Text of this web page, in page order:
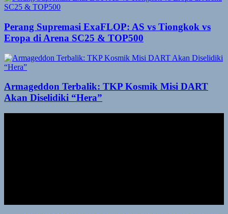
Perang Supremasi ExaFLOP: AS vs Tiongkok vs
Eropa di Arena SC25 & TOP500
Armageddon Terbalik: TKP Kosmik Misi DART
Akan Diselidiki “Hera”